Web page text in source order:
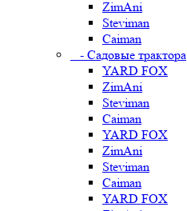
ZimAni
Steviman
Caiman
- Садовые трактора
YARD FOX
ZimAni
Steviman
Caiman
YARD FOX
ZimAni
Steviman
Caiman
YARD FOX